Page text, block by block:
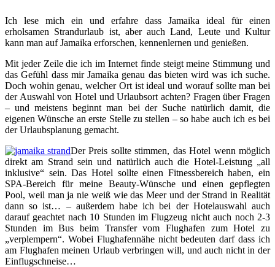
Ich lese mich ein und erfahre dass Jamaika ideal für einen
erholsamen Strandurlaub ist, aber auch Land, Leute und Kultur
kann man auf Jamaika erforschen, kennenlernen und genießen.
Mit jeder Zeile die ich im Internet finde steigt meine Stimmung und
das Gefühl dass mir Jamaika genau das bieten wird was ich suche.
Doch wohin genau, welcher Ort ist ideal und worauf sollte man bei
der Auswahl von Hotel und Urlaubsort achten? Fragen über Fragen
– und meistens beginnt man bei der Suche natürlich damit, die
eigenen Wünsche an erste Stelle zu stellen – so habe auch ich es bei
der Urlaubsplanung gemacht.
Der Preis sollte stimmen, das Hotel wenn möglich
direkt am Strand sein und natürlich auch die Hotel-Leistung „all
inklusive“ sein. Das Hotel sollte einen Fitnessbereich haben, ein
SPA-Bereich für meine Beauty-Wünsche und einen gepflegten
Pool, weil man ja nie weiß wie das Meer und der Strand in Realität
dann so ist… – außerdem habe ich bei der Hotelauswahl auch
darauf geachtet nach 10 Stunden im Flugzeug nicht auch noch 2-3
Stunden im Bus beim Transfer vom Flughafen zum Hotel zu
„verplempern“. Wobei Flughafennähe nicht bedeuten darf dass ich
am Flughafen meinen Urlaub verbringen will, und auch nicht in der
Einflugschneise…